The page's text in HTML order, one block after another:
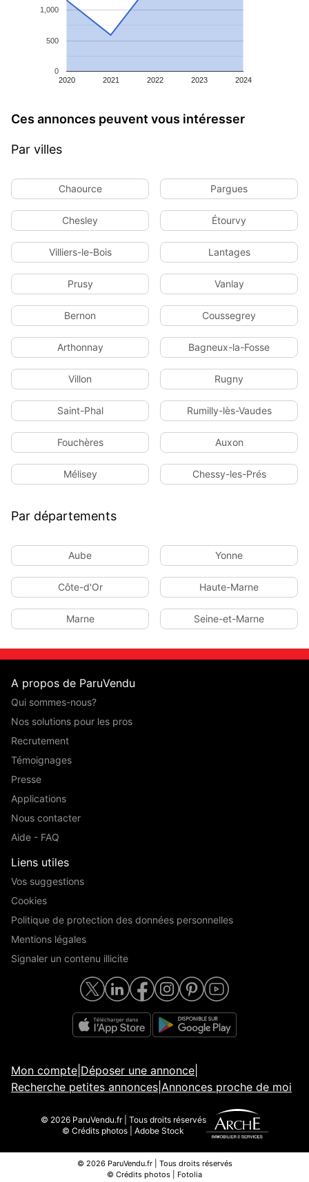
2020 2021 2022 2023 2024
0
500
1,000
Ces annonces peuvent vous intéresser
Par villes
Chaource Pargues
Chesley Étourvy
Villiers-le-Bois Lantages
Prusy Vanlay
Bernon Coussegrey
Arthonnay Bagneux-la-Fosse
Villon Rugny
Saint-Phal Rumilly-lès-Vaudes
Fouchères Auxon
Mélisey Chessy-les-Prés
Par départements
Aube Yonne
Côte-d'Or Haute-Marne
Marne Seine-et-Marne
A propos de ParuVendu
Qui sommes-nous?
Nos solutions pour les pros
Recrutement
Témoignages
Presse
Applications
Nous contacter
Aide - FAQ
Liens utiles
Vos suggestions
Cookies
Politique de protection des données personnelles
Mentions légales
Signaler un contenu illicite
Mon compte Déposer une annonce
Recherche petites annonces Annonces proche de moi
© 2026 ParuVendu.fr | Tous droits réservés
© Crédits photos | Adobe Stock
© 2026 ParuVendu.fr | Tous droits réservés
© Crédits photos | Fotolia